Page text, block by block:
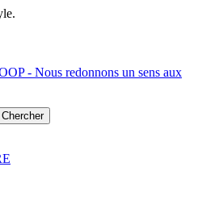
- Nous redonnons un sens aux